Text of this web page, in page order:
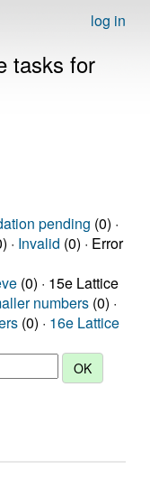
log in
tasks for
pending (0) ·
· Invalid (0) · Error
(0) · 15e Lattice
numbers (0) ·
(0) · 16e Lattice